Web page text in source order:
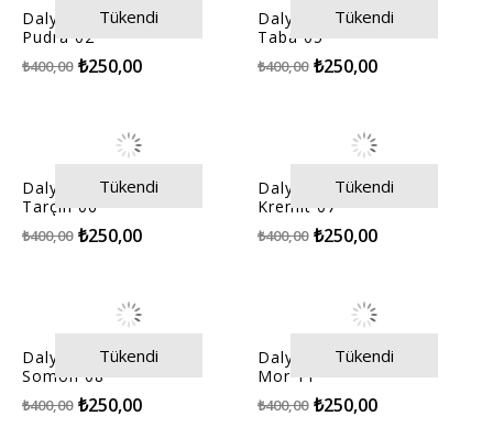
Tükendi
Dalya Organze Kumaş
Pudra 02
₺250,00
₺400,00
Tükendi
Dalya Organze Kumaş
Taba 05
₺250,00
₺400,00
Tükendi
Dalya Organze Kumaş
Tarçın 06
₺250,00
₺400,00
Tükendi
Dalya Organze Kumaş
Kremit 07
₺250,00
₺400,00
Tükendi
Dalya Organze Kumaş
Somon 08
₺250,00
₺400,00
Tükendi
Dalya Organze Kumaş
Mor 11
₺250,00
₺400,00